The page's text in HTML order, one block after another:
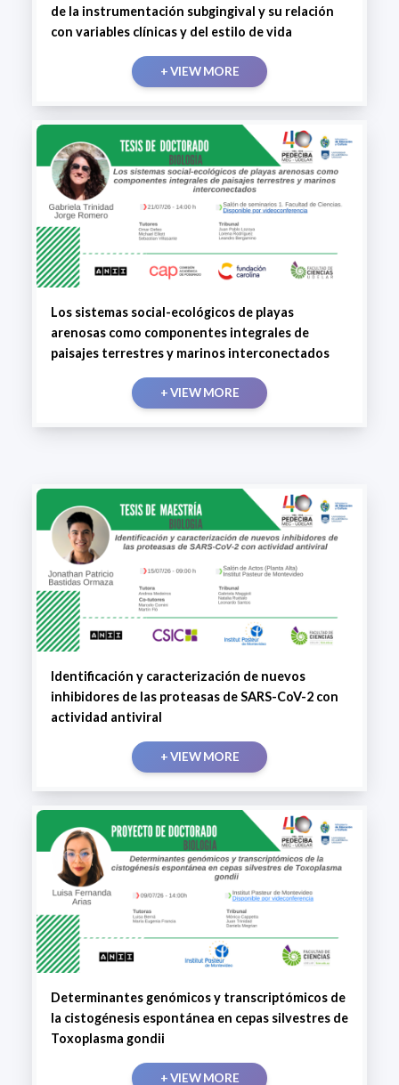
de la instrumentación subgingival y su relación
con variables clínicas y del estilo de vida
+ VIEW MORE
Los sistemas social-ecológicos de playas
arenosas como componentes integrales de
paisajes terrestres y marinos interconectados
+ VIEW MORE
Identificación y caracterización de nuevos
inhibidores de las proteasas de SARS-CoV-2 con
actividad antiviral
+ VIEW MORE
Determinantes genómicos y transcriptómicos de
la cistogénesis espontánea en cepas silvestres de
Toxoplasma gondii
+ VIEW MORE